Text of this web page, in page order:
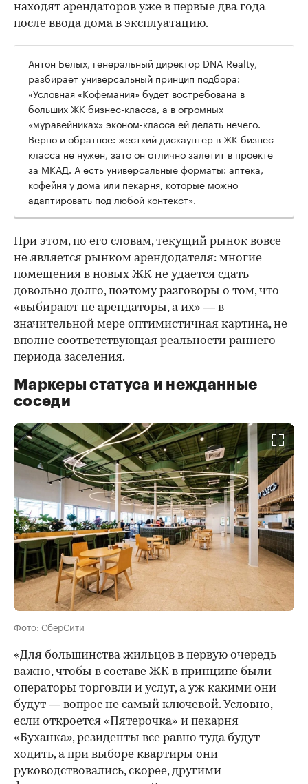
находят арендаторов уже в первые два года
после ввода дома в эксплуатацию.
Антон Белых, генеральный директор DNA Realty,
разбирает универсальный принцип подбора:
«Условная «Кофемания» будет востребована в
больших ЖК бизнес-класса, а в огромных
«муравейниках» эконом-класса ей делать нечего.
Верно и обратное: жесткий дискаунтер в ЖК бизнес-
класса не нужен, зато он отлично залетит в проекте
за МКАД. А есть универсальные форматы: аптека,
кофейня у дома или пекарня, которые можно
адаптировать под любой контекст».
При этом, по его словам, текущий рынок вовсе
не является рынком арендодателя: многие
помещения в новых ЖК не удается сдать
довольно долго, поэтому разговоры о том, что
«выбирают не арендаторы, а их» — в
значительной мере оптимистичная картина, не
вполне соответствующая реальности раннего
периода заселения.
Маркеры статуса и нежданные
соседи
Фото: СберСити
«Для большинства жильцов в первую очередь
важно, чтобы в составе ЖК в принципе были
операторы торговли и услуг, а уж какими они
будут — вопрос не самый ключевой. Условно,
если откроется «Пятерочка» и пекарня
«Буханка», резиденты все равно туда будут
ходить, а при выборе квартиры они
руководствовались, скорее, другими